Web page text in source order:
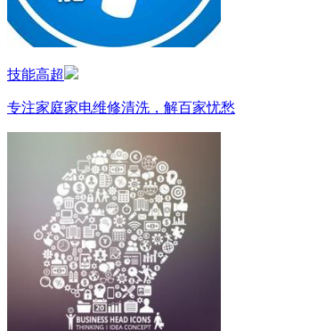
技能高超
专注家庭家电维修清洗，解百家忧愁